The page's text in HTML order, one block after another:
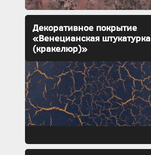
Декоративное покрытие
«Венецианская штукатурка
(кракелюр)»